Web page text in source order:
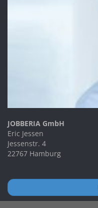
JOBBERIA GmbH
Eric Jessen
Jessenstr. 4
22767 Hamburg